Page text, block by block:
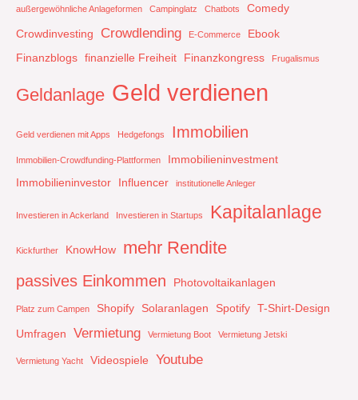
außergewöhnliche Anlageformen Campinglatz Chatbots
Comedy
Crowdinvesting
Crowdlending E-Commerce
Ebook
Finanzblogs finanzielle Freiheit Finanzkongress Frugalismus
Geldanlage Geld verdienen
Geld verdienen mit Apps Hedgefongs Immobilien
Immobilien-Crowdfunding-Plattformen
Immobilieninvestment
Immobilieninvestor
Influencer institutionelle Anleger
Investieren in Ackerland Investieren in Startups Kapitalanlage
Kickfurther KnowHow mehr Rendite
passives Einkommen Photovoltaikanlagen
Platz zum Campen Shopify Solaranlagen Spotify T-Shirt-Design
Umfragen
Vermietung Vermietung Boot Vermietung Jetski
Vermietung Yacht Videospiele Youtube